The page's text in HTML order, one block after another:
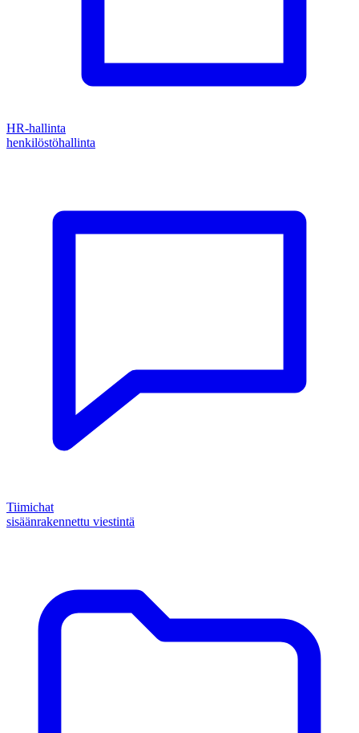
HR-hallinta
henkilöstöhallinta
Tiimichat
sisäänrakennettu viestintä